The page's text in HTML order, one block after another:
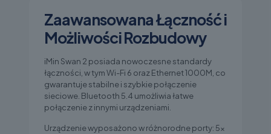
Zaawansowana Łączność i
Możliwości Rozbudowy
iMin Swan 2 posiada nowoczesne standardy
łączności, w tym Wi-Fi 6 oraz Ethernet 1000M, co
gwarantuje stabilne i szybkie połączenie
sieciowe. Bluetooth 5.4 umożliwia łatwe
połączenie z innymi urządzeniami.
Urządzenie wyposażono w różnorodne porty: 5x